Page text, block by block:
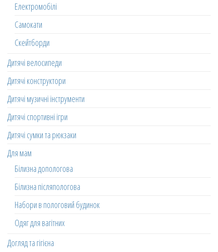
Електромобілі
Самокати
Скейтборди
Дитячі велосипеди
Дитячі конструктори
Дитячі музичні інструменти
Дитячі спортивні ігри
Дитячі сумки та рюкзаки
Для мам
Білизна допологова
Білизна післяпологова
Набори в пологовий будинок
Одяг для вагітних
Догляд та гігієна